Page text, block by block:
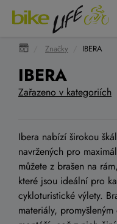
Značky IBERA
IBERA
Zařazeno v kategoriích
Ibera nabízí širokou
navržených pro
můžete z brašen na
které jsou ideální pro
cykloturistické výlety.
materiály,